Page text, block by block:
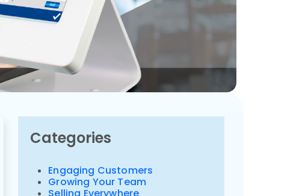
Categories
Engaging Customers
Growing Your Team